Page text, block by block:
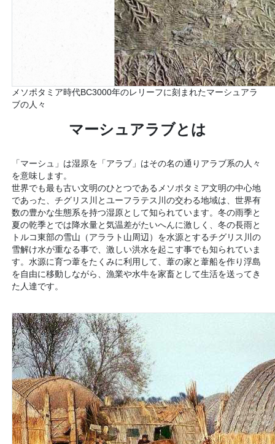
メソポタミア時代BC3000年のレリーフに刻まれたマーシュアラ
ブの人々
マーシュアラブとは
「マーシュ」は湿原を「アラブ」はその名の通りアラブ系の人々
を意味します。
世界でも最も古い文明のひとつであるメソポタミア文明の中心地
であった、チグリス川とユーフラテス川の交わる地域は、世界有
数の豊かな生態系を持つ湿原として知られています。冬の雨季と
夏の乾季とでは降水量と気温差がたいへんに激しく、冬の長雨と
トルコ東部の雪山（アララト山周辺）を水源とするチグリス川の
雪解け水が重なる事で、激しい洪水を起こす事でも知られていま
す。水源に育つ葦をたくみに利用して、葦の家と葦船を作り浮島
を自由に移動しながら、漁業や水牛を家畜として生活を送ってき
た人達です。